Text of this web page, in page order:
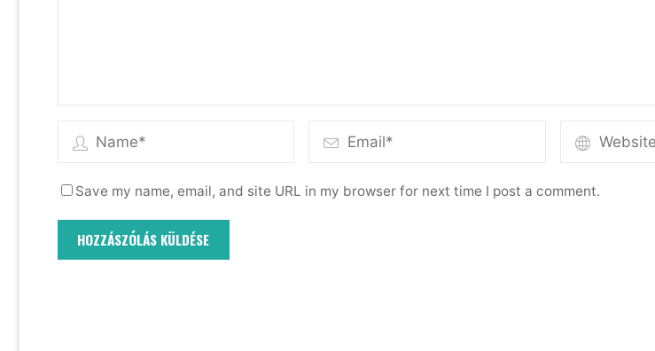
Save my name, email, and site URL in my browser for next time I post a comment.